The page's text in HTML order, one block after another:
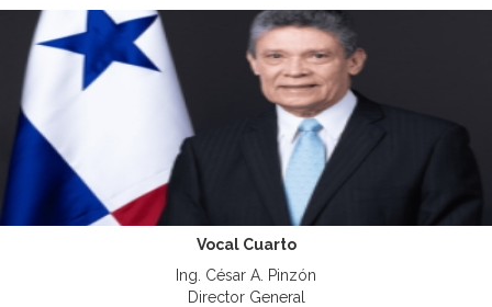
Vocal Cuarto
Ing. César A. Pinzón
Director General